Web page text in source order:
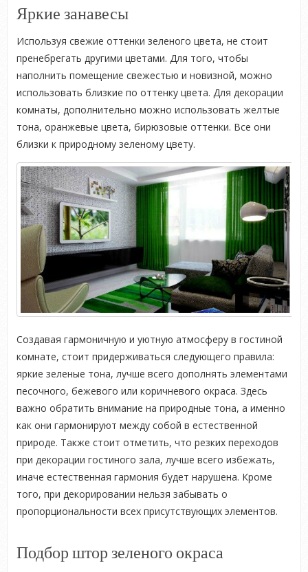
Яркие занавесы
Используя свежие оттенки зеленого цвета, не стоит
пренебрегать другими цветами. Для того, чтобы
наполнить помещение свежестью и новизной, можно
использовать близкие по оттенку цвета. Для декорации
комнаты, дополнительно можно использовать желтые
тона, оранжевые цвета, бирюзовые оттенки. Все они
близки к природному зеленому цвету.
Создавая гармоничную и уютную атмосферу в гостиной
комнате, стоит придерживаться следующего правила:
яркие зеленые тона, лучше всего дополнять элементами
песочного, бежевого или коричневого окраса. Здесь
важно обратить внимание на природные тона, а именно
как они гармонируют между собой в естественной
природе. Также стоит отметить, что резких переходов
при декорации гостиного зала, лучше всего избежать,
иначе естественная гармония будет нарушена. Кроме
того, при декорировании нельзя забывать о
пропорциональности всех присутствующих элементов.
Подбор штор зеленого окраса